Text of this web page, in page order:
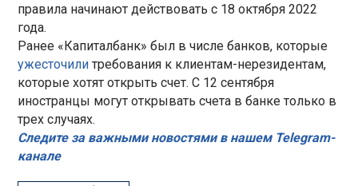
правила начинают действовать с 18 октября 2022
года.
Ранее «Капиталбанк» был в числе банков, которые
ужесточили требования к клиентам-нерезидентам,
которые хотят открыть счет. С 12 сентября
иностранцы могут открывать счета в банке только в
трех случаях.
Следите за важными новостями в нашем Telegram-
канале